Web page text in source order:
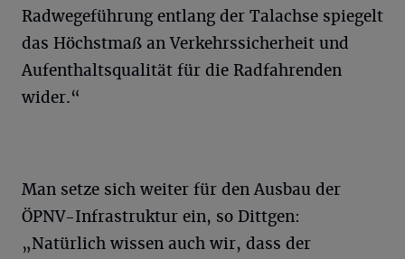
Radwegeführung entlang der Talachse spiegelt
das Höchstmaß an Verkehrssicherheit und
Aufenthaltsqualität für die Radfahrenden
wider.“
Man setze sich weiter für den Ausbau der
ÖPNV-Infrastruktur ein, so Dittgen:
„Natürlich wissen auch wir, dass der